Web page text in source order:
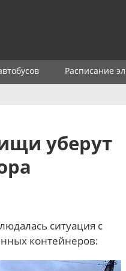
Расписание
уберут
ситуация с
контейнеров: